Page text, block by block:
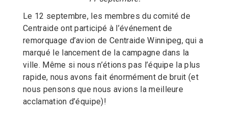
Le 12 septembre, les membres du comité de
Centraide ont participé à l’événement de
remorquage d’avion de Centraide Winnipeg, qui a
marqué le lancement de la campagne dans la
ville. Même si nous n’étions pas l’équipe la plus
rapide, nous avons fait énormément de bruit (et
nous pensons que nous avions la meilleure
acclamation d’équipe)!